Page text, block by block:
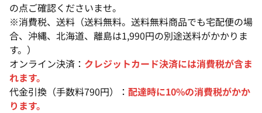
の点ご確認くださいませ。
※消費税、送料（送料無料。送料無料商品でも宅配便の場
合、沖縄、北海道、離島は1,990円の別途送料がかかりま
す。）
オンライン決済： クレジットカード決済には消費税が含ま
れます。
代金引換（手数料790円）： 配達時に10%の消費税がかか
ります。